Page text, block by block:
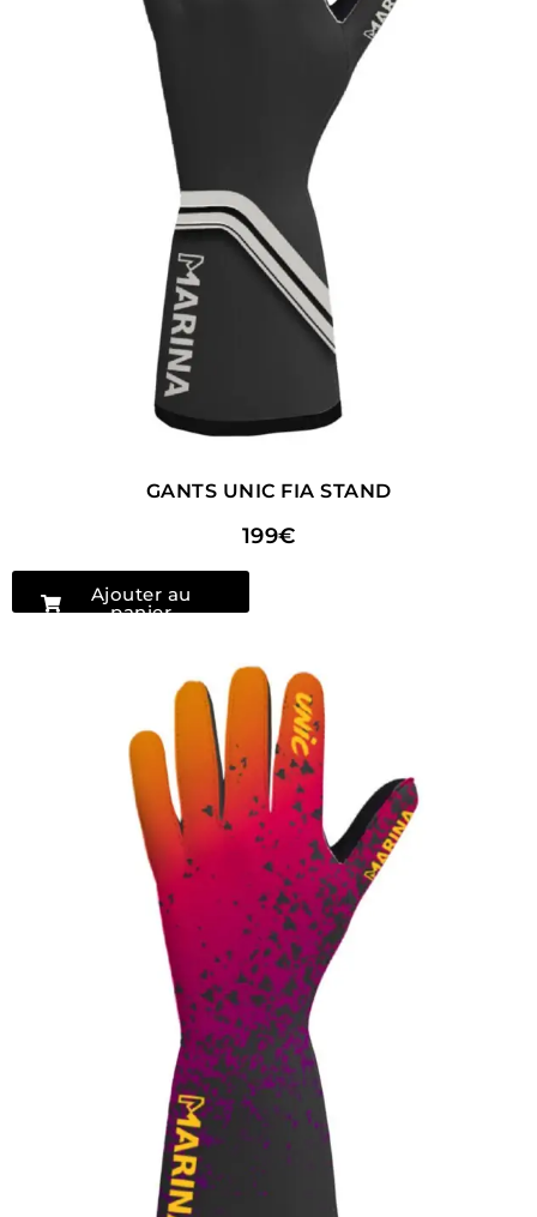
GANTS UNIC FIA STAND
199€
Ajouter au
panier